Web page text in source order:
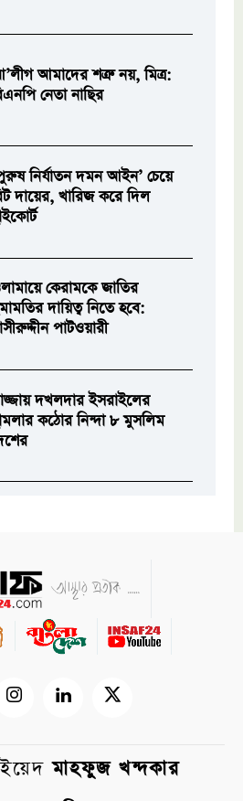
আমাদের শত্রু নয়, মিত্র:
নেতা নাছির
নির্যাতন দমন আইন’ চেয়ে
দায়ের, খারিজ করে দিল
কেরামকে জাতির
দায়িত্ব নিতে হবে:
পাটওয়ারী
দখলদার ইসরাইলের
কঠোর নিন্দা ৮ মুসলিম
মাহফুজ খন্দকার